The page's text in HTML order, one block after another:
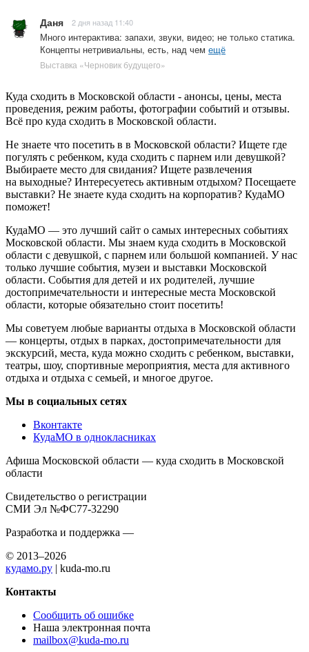
Даня 2 дня назад 11:40
Много интерактива: запахи, звуки, видео; не только статика.
Концепты нетривиальны, есть, над чем ещё
Выставка «Черновик будущего»
Куда сходить в Московской области - анонсы, цены, места
проведения, режим работы, фотографии событий и отзывы.
Всё про куда сходить в Московской области.
Не знаете что посетить в в Московской области? Ищете где
погулять с ребенком, куда сходить с парнем или девушкой?
Выбираете место для свидания? Ищете развлечения
на выходные? Интересуетесь активным отдыхом? Посещаете
выставки? Не знаете куда сходить на корпоратив? КудаМО
поможет!
КудаМО — это лучший сайт о самых интересных событиях
Московской области. Мы знаем куда сходить в Московской
области с девушкой, с парнем или большой компанией. У нас
только лучшие события, музеи и выставки Московской
области. События для детей и их родителей, лучшие
достопримечательности и интересные места Московской
области, которые обязательно стоит посетить!
Мы советуем любые варианты отдыха в Московской области
— концерты, отдых в парках, достопримечательности для
экскурсий, места, куда можно сходить с ребенком, выставки,
театры, шоу, спортивные мероприятия, места для активного
отдыха и отдыха с семьей, и многое другое.
Мы в социальных сетях
Вконтакте
КудаМО в однокласниках
Афиша Московской области — куда сходить в Московской
области
Свидетельство о регистрации
СМИ Эл №ФС77-32290
Разработка и поддержка —
© 2013–2026
кудамо.ру | kuda-mo.ru
Контакты
Сообщить об ошибке
Наша электронная почта
mailbox@kuda-mo.ru